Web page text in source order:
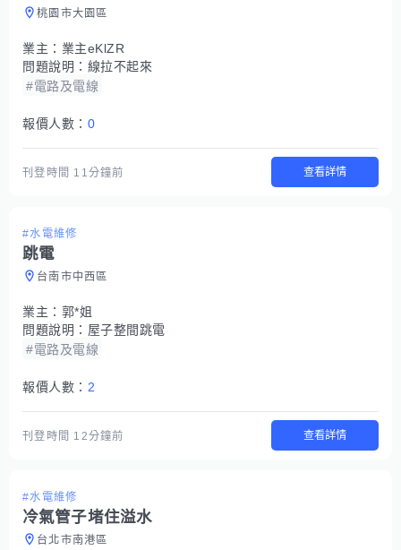
桃園市大園區
業主： 業主eKlZR
問題說明： 線拉不起來
#電路及電線
報價人數： 0
刊登時間 11分鐘前 查看詳情
#水電維修
跳電
台南市中西區
業主： 郭*姐
問題說明： 屋子整間跳電
#電路及電線
報價人數： 2
刊登時間 12分鐘前 查看詳情
#水電維修
冷氣管子堵住溢水
台北市南港區